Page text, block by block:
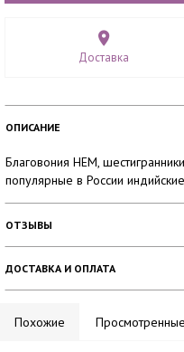
Доставка
ОПИСАНИЕ
Благовония HEM,
популярные в России
ОТЗЫВЫ
ДОСТАВКА И ОПЛАТА
Похожие Просмотренные